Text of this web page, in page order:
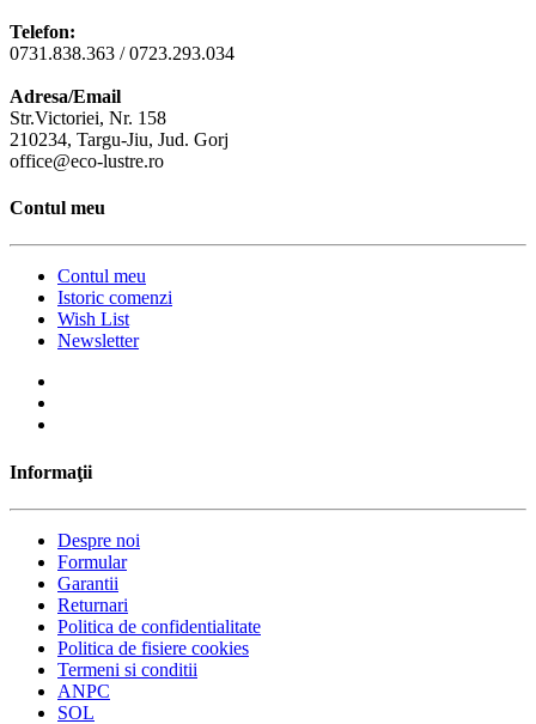
Telefon:
0731.838.363 / 0723.293.034
Adresa/Email
Str.Victoriei, Nr. 158
210234, Targu-Jiu, Jud. Gorj
office@eco-lustre.ro
Contul meu
Contul meu
Istoric comenzi
Wish List
Newsletter
Informaţii
Despre noi
Formular
Garantii
Returnari
Politica de confidentialitate
Politica de fisiere cookies
Termeni si conditii
ANPC
SOL